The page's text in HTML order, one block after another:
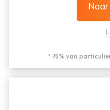
* 75% van